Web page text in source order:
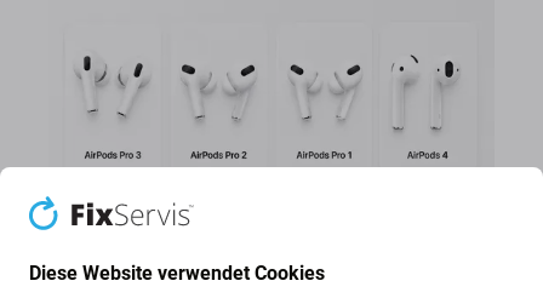
Diese Website verwendet Cookies